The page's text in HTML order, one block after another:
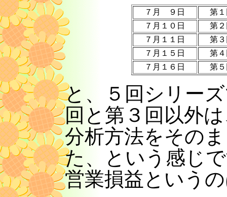
７月 ９日
第
７月１０日
第
７月１１日
第
７月１５日
第
７月１６日
第
と、５回シリー
回と第３回以外
分析方法をその
た、という感じ
営業損益という